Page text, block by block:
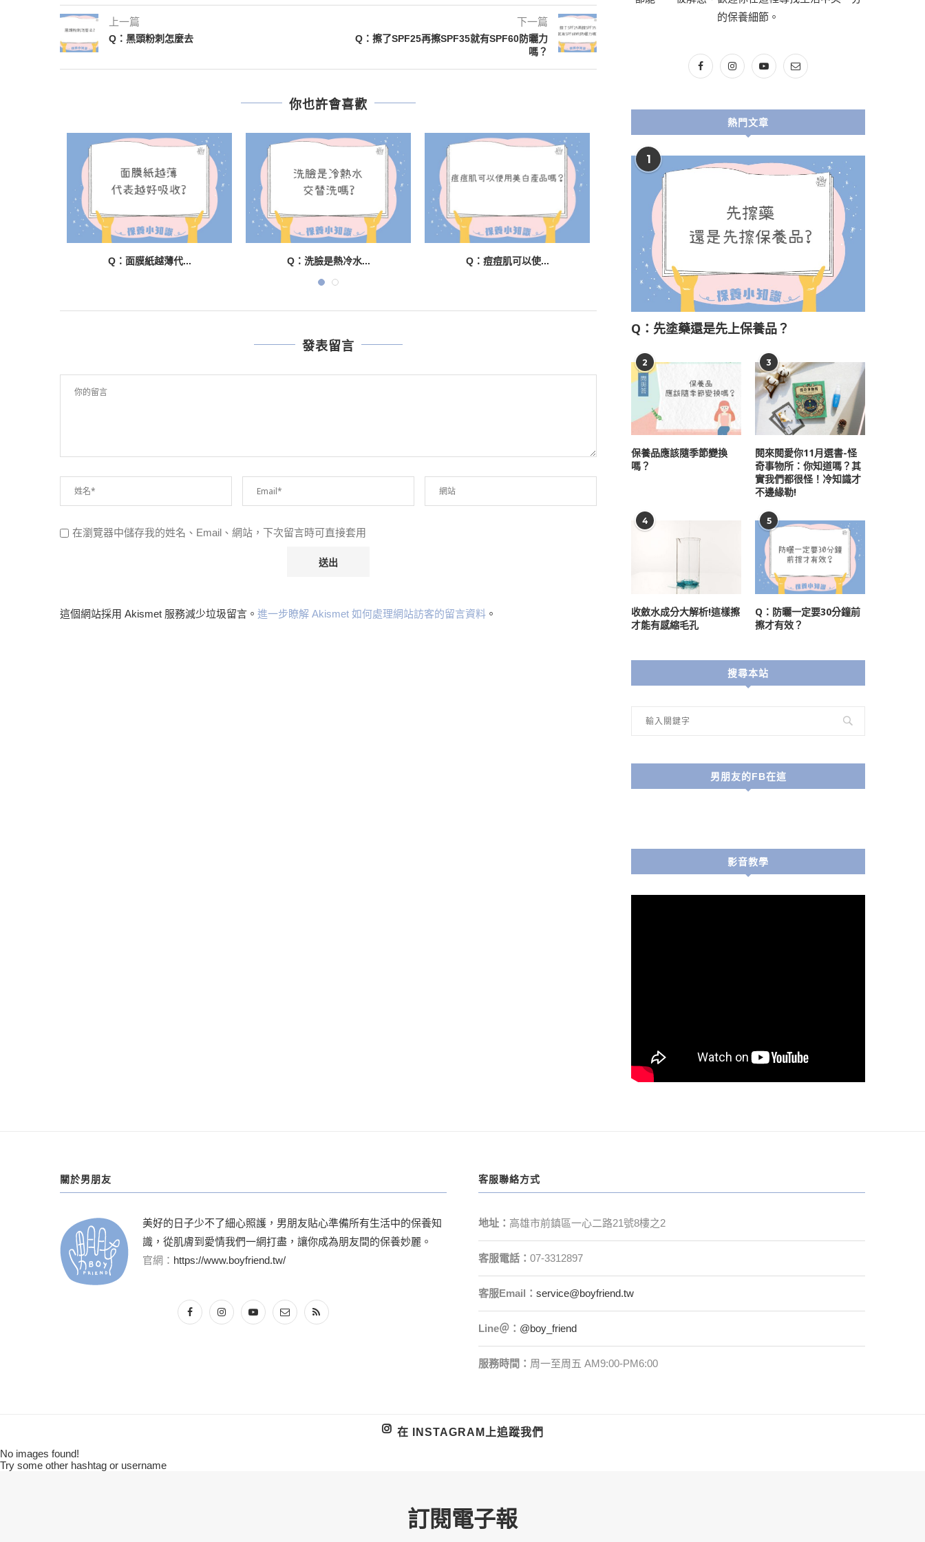
上一篇
Q：黑頭粉刺怎麼去
下一篇
Q：擦了SPF25再擦SPF35就有SPF60防曬力
嗎？
你也許會喜歡
Q：面膜紙越薄代... Q：洗臉是熱冷水... Q：痘痘肌可以使... Q：杏仁酸濃度越... Q：醫美就是比開...
發表留言
在瀏覽器中儲存我的姓名、Email、網站，下次留言時可直接套用
這個網站採用 Akismet 服務減少垃圾留言。 進一步瞭解 Akismet 如何處理網站訪客的留言資料 。
的保養細節。
熱門文章
1
Q：先塗藥還是先上保養品？
2
保養品應該隨季節變換
嗎？
3
閱來閱愛你11月選書-怪
奇事物所：你知道嗎？其
實我們都很怪！冷知識才
不邊緣勒!
4
收斂水成分大解析!這樣擦
才能有感縮毛孔
5
Q：防曬一定要30分鐘前
擦才有效？
搜尋本站
男朋友的FB在這
影音教學
關於男朋友
美好的日子少不了細心照護，男朋友貼心準備所有生活中的保養知
識，從肌膚到愛情我們一網打盡，讓你成為朋友間的保養妙麗。
官網： https://www.boyfriend.tw/
客服聯絡方式
地址： 高雄市前鎮區一心二路21號8樓之2
客服電話：07-3312897
客服Email ：service@boyfriend.tw
Line＠： @boy_friend
服務時間： 周一至周五 AM9:00-PM6:00
在 INSTAGRAM上追蹤我們
No images found!
Try some other hashtag or username
訂閱電子報